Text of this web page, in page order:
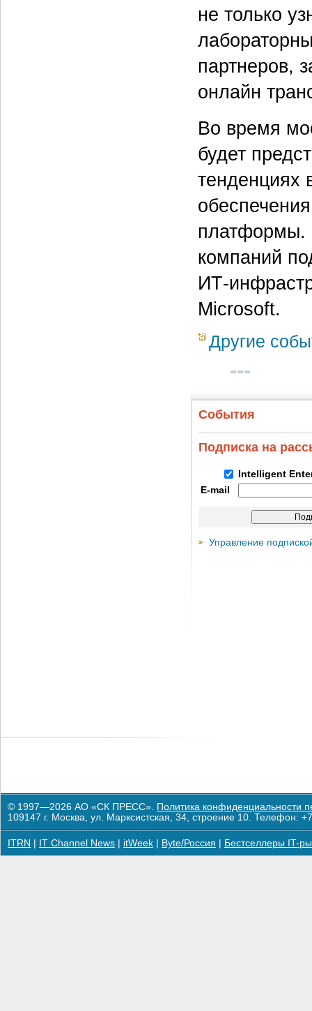
не только
партнеров,
онлайн
Во время
будет
тенденциях
платформы.
компаний
ИТ-
Microsoft.
Другие
События
Подписка на
Intelligent
E-mail
Управление
© 1997—2026 АО «СК ПРЕСС». Политика конфиденциальности
109147 г. Москва, ул. Марксистская, 34, строение 10. Телефон:
ITRN IT Channel News itWeek Byte/Россия Бестселлеры IT-